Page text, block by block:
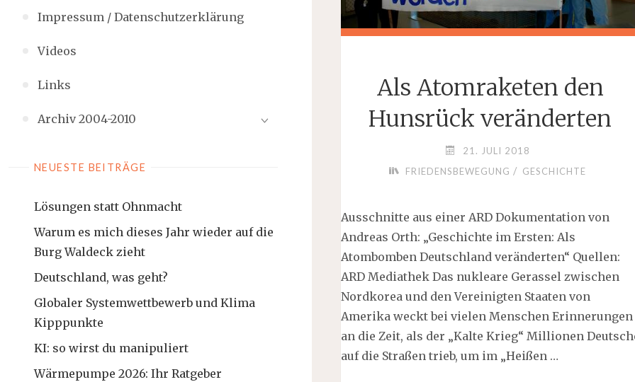
Impressum / Datenschutzerklärung
Videos
Links
Archiv 2004-2010
NEUESTE BEITRÄGE
Lösungen statt Ohnmacht
Warum es mich dieses Jahr wieder auf die
Burg Waldeck zieht
Deutschland, was geht?
Globaler Systemwettbewerb und Klima
Kipppunkte
KI: so wirst du manipuliert
Wärmepumpe 2026: Ihr Ratgeber
Als Atomraketen den
Hunsrück veränderten
21. JULI 2018
FRIEDENSBEWEGUNG / GESCHICHTE
Ausschnitte aus einer ARD Dokumentation von
Andreas Orth: „Geschichte im Ersten: Als
Atombomben Deutschland veränderten“ Quellen:
ARD Mediathek Das nukleare Gerassel zwischen
Nordkorea und den Vereinigten Staaten von
Amerika weckt bei vielen Menschen Erinnerungen
an die Zeit, als der „Kalte Krieg“ Millionen
auf die Straßen trieb, um im „Heißen …